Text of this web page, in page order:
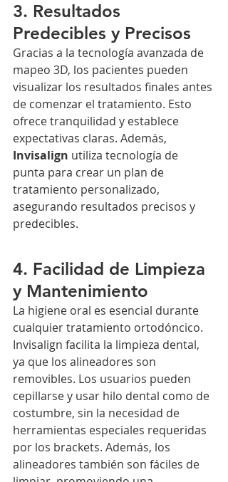
3. Resultados
Predecibles y Precisos
Gracias a la tecnología avanzada de
mapeo 3D, los pacientes pueden
visualizar los resultados finales antes
de comenzar el tratamiento. Esto
ofrece tranquilidad y establece
expectativas claras. Además,
Invisalign utiliza tecnología de
punta para crear un plan de
tratamiento personalizado,
asegurando resultados precisos y
predecibles.
4. Facilidad de Limpieza
y Mantenimiento
La higiene oral es esencial durante
cualquier tratamiento ortodóncico.
Invisalign facilita la limpieza dental,
ya que los alineadores son
removibles. Los usuarios pueden
cepillarse y usar hilo dental como de
costumbre, sin la necesidad de
herramientas especiales requeridas
por los brackets. Además, los
alineadores también son fáciles de